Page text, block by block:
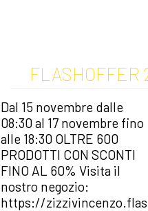
FLASHOFFER
Dal 15 novembre dalle
08:30 al 17 novembre fino
alle 18:30 OLTRE 600
PRODOTTI CON SCONTI
FINO AL 60% Visita il
nostro negozio:
https://